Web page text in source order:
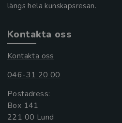
längs hela kunskapsresan.
Kontakta oss
Kontakta oss
046-31 20 00
Postadress:
Box 141
221 00 Lund